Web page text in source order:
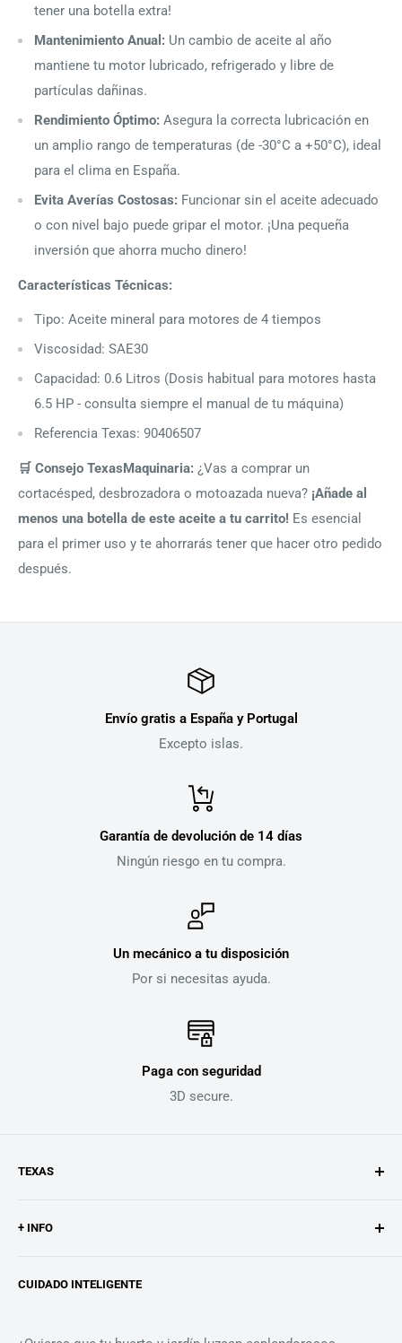
tener una botella extra!
Mantenimiento Anual: Un cambio de aceite al año
mantiene tu motor lubricado, refrigerado y libre de
partículas dañinas.
Rendimiento Óptimo: Asegura la correcta lubricación en
un amplio rango de temperaturas (de -30°C a +50°C), ideal
para el clima en España.
Evita Averías Costosas: Funcionar sin el aceite adecuado
o con nivel bajo puede gripar el motor. ¡Una pequeña
inversión que ahorra mucho dinero!
Características Técnicas:
Tipo: Aceite mineral para motores de 4 tiempos
Viscosidad: SAE30
Capacidad: 0.6 Litros (Dosis habitual para motores hasta
6.5 HP - consulta siempre el manual de tu máquina)
Referencia Texas: 90406507
🛒 Consejo TexasMaquinaria: ¿Vas a comprar un
cortacésped, desbrozadora o motoazada nueva? ¡Añade al
menos una botella de este aceite a tu carrito! Es esencial
para el primer uso y te ahorrarás tener que hacer otro pedido
después.
Envío gratis a España y Portugal
Excepto islas.
Garantía de devolución de 14 días
Ningún riesgo en tu compra.
Un mecánico a tu disposición
Por si necesitas ayuda.
Paga con seguridad
3D secure.
TEXAS
personas de todo el mundo que eligen olvidarse de
+ INFO
Búsqueda
CUIDADO INTELIGENTE